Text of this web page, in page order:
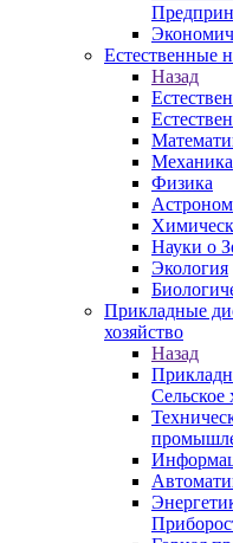
Естественные
Назад
Механика
Физика
Науки о
Экология
Прикладные
хозяйство
Назад
Сельское